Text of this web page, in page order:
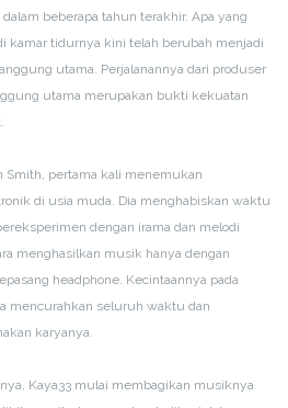
beberapa tahun terakhir. Apa yang
kamar tidurnya kini telah berubah menjadi
utama. Perjalanannya dari produser
utama merupakan bukti kekuatan
Smith, pertama kali menemukan
di usia muda. Dia menghabiskan waktu
dengan irama dan melodi
menghasilkan musik hanya dengan
headphone. Kecintaannya pada
mencurahkan seluruh waktu dan
karyanya.
Kaya33 mulai membagikan musiknya